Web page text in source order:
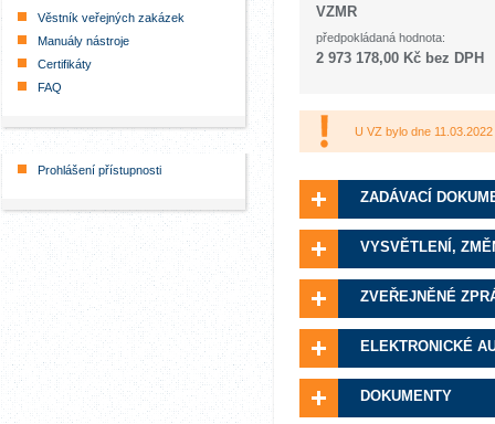
Věstník veřejných zakázek
Manuály nástroje
Certifikáty
FAQ
Prohlášení přístupnosti
VZMR
předpokládaná hodnota:
2 973 178,00 Kč bez DPH
U VZ bylo dne
ZADÁVACÍ
VYSVĚTLENÍ,
ZVEŘEJNĚNÉ
ELEKTRONICKÉ
DOKUMENTY